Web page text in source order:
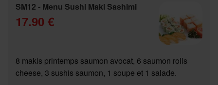
SM12 - Menu Sushi Maki Sashimi
17.90 €
8 makis printemps saumon avocat, 6 saumon rolls
cheese, 3 sushis saumon, 1 soupe et 1 salade.